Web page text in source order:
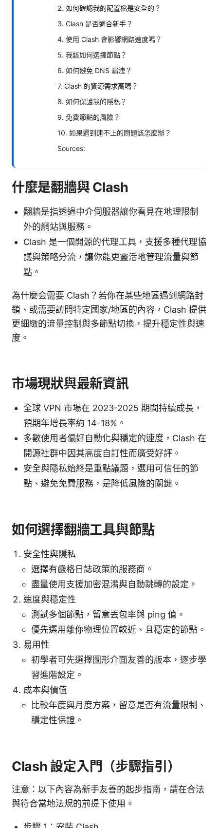
2. 如何確認我的配置檔是安全的？
3. Clash 是否適合新手？
4. 使用 Clash 會影響網路速度嗎？
5. 我該如何選擇節點？
6. 如何避免 DNS 漏洩？
7. Clash 的資源需求高嗎？
8. 如何保護我的隱私？
9. 免費節點的風險？
10. 如果遇到連不上的問題該怎麼辦？
Sources:
什麼是翻牆與 Clash
翻牆是指透過中介伺服器讓你看見在地理限制
外的網站與服務。
Clash 是一個開源的代理工具，支援多種代理協
議與策略分流，讓你能更靈活地管理流量與節
點。
為什麼会需要 Clash？若你在某些地區遇到網路封
鎖、或需要訪問特定國家/地區的內容，Clash 提供
更細緻的流量控制與多節點切換，提升穩定性與速
度。
市場現狀與最新資訊
全球 VPN 市場在 2023-2025 期間持續成長，
預期年增長率約 14-18%。
多數使用者偏好自動化與穩定的速度，Clash 在
開源社群中因其高度自訂性而廣受好評。
安全與隱私始終是重點議題，選用可信任的節
點、避免免費服務，是降低風險的關鍵。
如何選擇翻牆工具與節點
安全性與隱私
選擇有嚴格日誌政策的服務商。
盡量使用支援加密混淆與自動跳轉的設定。
速度與穩定性
測試多個節點，留意丟包率與 ping 值。
優先選用離你物理位置較近、且穩定的節點。
易用性
初學者可先選擇圖形介面友善的版本，逐步學
習進階設定。
成本與價值
比較年度與月度方案，留意是否有流量限制、
穩定性保證。
Clash 設定入門（步驟指引）
注意：以下內容為新手友善的起步指南，請在合法
與符合當地法規的前提下使用。